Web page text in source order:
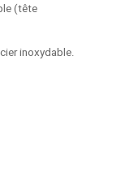
(tête
inoxydable.